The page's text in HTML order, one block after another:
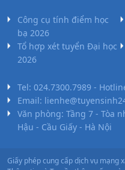
Công cụ tính điểm học
bạ 2026
Tổ hợp xét tuyển Đại học
2026
Tel: 024.7300.7989 -
Email:
Văn phòng: Tầng 7 - Tòa
Hậu - Cầu Giấy - Hà Nội
Giấy phép cung cấp dịch vụ mạng